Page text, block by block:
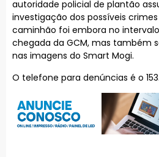
autoridade policial de plantão
investigação dos possíveis
caminhão foi embora no
chegada da GCM, mas também
nas imagens do Smart Mogi.
O telefone para denúncias é o 153.